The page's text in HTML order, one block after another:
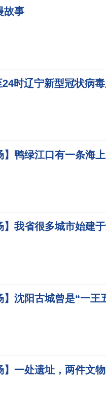
故事
时辽宁新型冠状病
】鸭绿江口有一条海
】我省很多城市始建
】沈阳古城曾是“一王
】一处遗址，两件文